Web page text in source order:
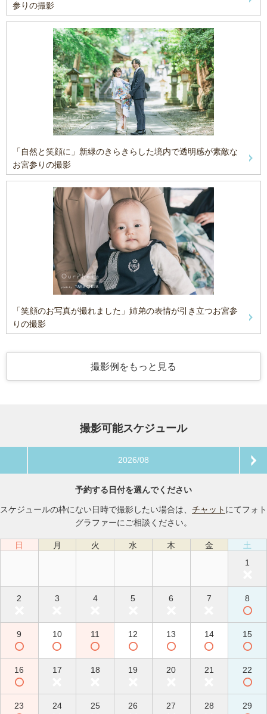
参りの撮影
「自然と笑顔に」新緑のきらきらした境内で透明感が素敵な
お宮参りの撮影
「笑顔のお写真が撮れました」姉弟の表情が引き立つお宮参
りの撮影
撮影例をもっと見る
撮影可能スケジュール
2026/08
予約する日付を選んでください
スケジュールの枠にない日時で撮影したい場合は、 チャット にてフォト
グラファーにご相談ください。
日 月 火 水 木 金
土
1
2 3 4 5 6 7 8
9 10 11 12 13 14 15
16 17 18 19 20 21 22
23 24 25 26 27 28 29